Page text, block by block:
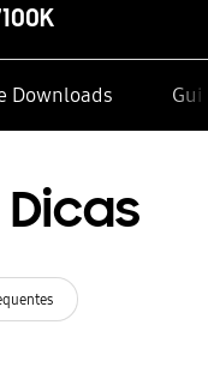
Downloads